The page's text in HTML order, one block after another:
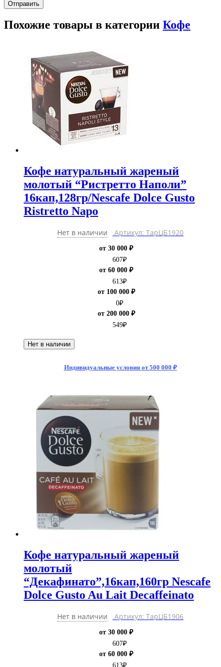
Похожие товары в категории Кофе
Кофе натуральный жареный
молотый “Ристретто Наполи”
16кап,128гр/Nescafe Dolce Gusto
Ristretto Napo
Нет в наличии Артикул: ТарЦБ1920
от 30 000 ₽
607₽
от 60 000 ₽
613₽
от 100 000 ₽
0₽
от 200 000 ₽
549₽
Нет в наличии
Индивидуальные условия от 500 000 ₽
Кофе натуральный жареный
молотый
“Декафинато”,16кап,160гр Nescafe
Dolce Gusto Au Lait Decaffeinato
Нет в наличии Артикул: ТарЦБ1906
от 30 000 ₽
607₽
от 60 000 ₽
613₽